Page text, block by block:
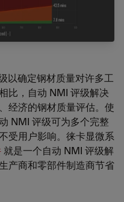
以确定钢材质量对许多工
比，自动 NMI 评级解决
经济的钢材质量评估。使
NMI 评级可为多个完整
受用户影响。徕卡显微系
就是一个自动 NMI 评级解
产商和零部件制造商节省